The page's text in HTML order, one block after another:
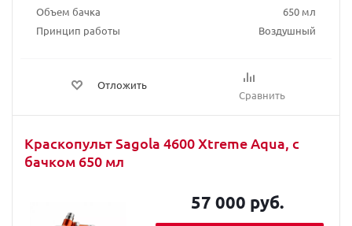
Объем бачка
650 мл
Принцип работы
Воздушный
Отложить
Сравнить
Краскопульт Sagola 4600 Xtreme Aqua, с
бачком 650 мл
57 000 руб.